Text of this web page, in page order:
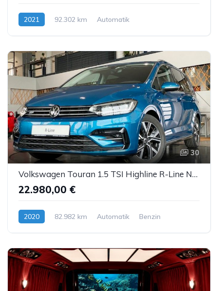
2021 92.302 km
Automatik
30
Volkswagen Touran 1.5 TSI Highline R-Line Navi AppC LED ACC
22.980,00 €
2020 82.982 km Automatik Benzin